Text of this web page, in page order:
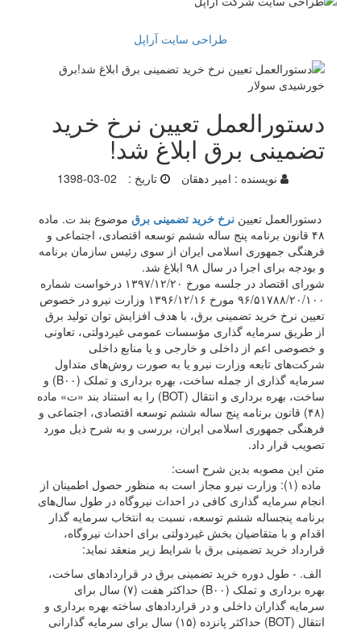
طراحی سایت آراپل
دستورالعمل تعیین نرخ خرید
تضمینی برق ابلاغ شد!
نویسنده : امیر دهقان تاریخ : 1398-03-02
دستورالعمل تعیین نرخ خرید تضمینی برق موضوع بند ت. ماده
۴۸ قانون برنامه پنج ساله ششم توسعه اقتصادی، اجتماعی و
فرهنگی جمهوری اسلامی ایران از سوی رئیس سازمان برنامه
و بودجه برای اجرا در سال ۹۸ ابلاغ شد.
شورای اقتصاد در جلسه مورخ ۱۳۹۷/۱۲/۲۰ درخواست شماره
۹۶/۵۱۷۸۸/۲۰/۱۰۰ مورخ ۱۳۹۶/۱۲/۱۶ وزارت نیرو در خصوص
تعیین نرخ خرید تضمینی برق، با هدف افزایش توان تولید برق
از طریق سرمایه گذاری مؤسسات عمومی غیردولتی، تعاونی
و خصوصی اعم از داخلی و خارجی و یا منابع داخلی
شرکت‌های تابعه وزارت نیرو یا به صورت روش‌های متداول
سرمایه گذاری از جمله ساخت، بهره برداری و تملک (B۰۰) و
ساخت، بهره برداری و انتقال (BOT) را به استناد بند «ت» ماده
(۴۸) قانون برنامه پنج ساله ششم توسعه اقتصادی، اجتماعی و
فرهنگی جمهوری اسلامی ایران، بررسی و به شرح ذیل مورد
تصویب قرار داد.
متن این مصوبه بدین شرح است:
ماده (۱): وزارت نیرو مجاز است به منظور حصول اطمینان از
انجام سرمایه گذاری کافی در احداث نیروگاه در طول سال‌های
برنامه پنجساله ششم توسعه، نسبت به انتخاب سرمایه گذار
اقدام و با متقاضیان بخش غیردولتی برای احداث نیروگاه،
قرارداد خرید تضمینی برق با شرایط زیر منعقد نماید:
الف. - طول دوره خرید تضمینی برق در قرارداد‌های ساخت،
بهره برداری و تملک (B۰۰) حداکثر هفت (۷) سال برای
سرمایه گذاران داخلی و در قرارداد‌های ساخته بهره برداری و
انتقال (BOT) حداکثر پانزده (۱۵) سال برای سرمایه گذارانی